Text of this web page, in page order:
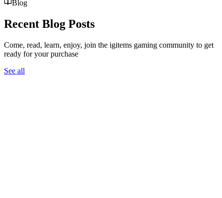
Blog
Recent Blog Posts
Come, read, learn, enjoy, join the igitems gaming community to get
ready for your purchase
See all